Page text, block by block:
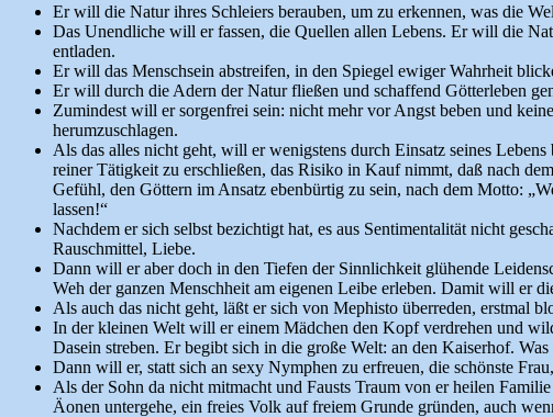
Er will die Natur ihres Schleiers berauben, um zu erkennen, was die
Das Unendliche will er fassen, die Quellen allen Lebens. Er will die
entladen.
Er will das Menschsein abstreifen, in den Spiegel ewiger Wahrheit
Er will durch die Adern der Natur fließen und schaffend Götterleben
Zumindest will er sorgenfrei sein: nicht mehr vor Angst beben und
herumzuschlagen.
Als das alles nicht geht, will er wenigstens durch Einsatz seines
reiner Tätigkeit zu erschließen, das Risiko in Kauf nimmt, daß nach
Gefühl, den Göttern im Ansatz ebenbürtig zu sein, nach dem Motto:
lassen!“
Nachdem er sich selbst bezichtigt hat, es aus Sentimentalität nicht
Rauschmittel, Liebe.
Dann will er aber doch in den Tiefen der Sinnlichkeit glühende
Weh der ganzen Menschheit am eigenen Leibe erleben. Damit will er
Als auch das nicht geht, läßt er sich von Mephisto überreden, erstmal
In der kleinen Welt will er einem Mädchen den Kopf verdrehen und
Dasein streben. Er begibt sich in die große Welt: an den Kaiserhof.
Dann will er, statt sich an sexy Nymphen zu erfreuen, die schönste
Als der Sohn da nicht mitmacht und Fausts Traum von er heilen
Äonen untergehe, ein freies Volk auf freiem Grunde gründen, auch